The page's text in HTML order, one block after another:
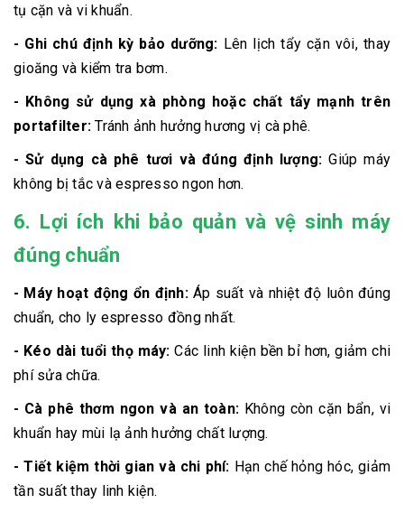
tụ cặn và vi khuẩn.
- Ghi chú định kỳ bảo dưỡng: Lên lịch tẩy cặn vôi, thay
gioăng và kiểm tra bơm.
- Không sử dụng xà phòng hoặc chất tẩy mạnh trên
portafilter: Tránh ảnh hưởng hương vị cà phê.
- Sử dụng cà phê tươi và đúng định lượng: Giúp máy
không bị tắc và espresso ngon hơn.
6. Lợi ích khi bảo quản và vệ sinh máy
đúng chuẩn
- Máy hoạt động ổn định:Áp suất và nhiệt độ luôn đúng
chuẩn, cho ly espresso đồng nhất.
- Kéo dài tuổi thọ máy: Các linh kiện bền bỉ hơn, giảm chi
phí sửa chữa.
- Cà phê thơm ngon và an toàn: Không còn cặn bẩn, vi
khuẩn hay mùi lạ ảnh hưởng chất lượng.
- Tiết kiệm thời gian và chi phí: Hạn chế hỏng hóc, giảm
tần suất thay linh kiện.